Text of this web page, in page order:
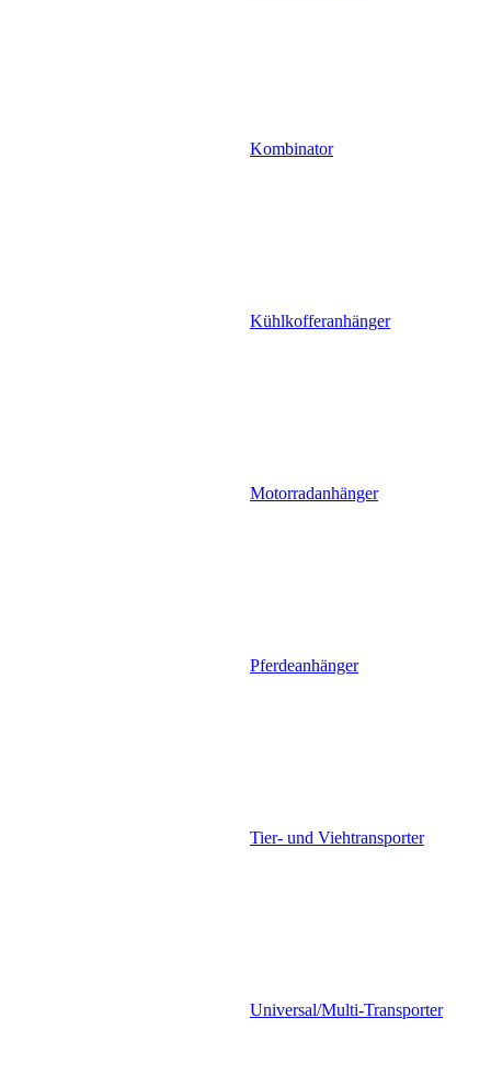
Kombinator
Kühlkofferanhänger
Motorradanhänger
Pferdeanhänger
Tier- und Viehtransporter
Universal/Multi-Transporter